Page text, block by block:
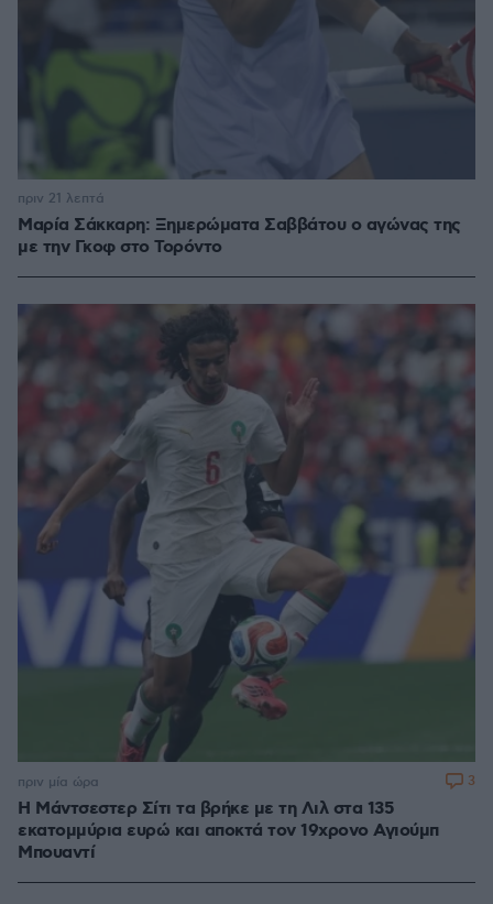
Μαρία Σάκκαρη: Ξημερώματα Σαββάτου ο αγώνας της
με την Γκοφ στο Τορόντο
πριν 21 λεπτά
Η Μάντσεστερ Σίτι τα βρήκε με τη Λιλ στα 135
εκατομμύρια ευρώ και αποκτά τον 19χρονο Αγιούμπ
Μπουαντί
πριν μία ώρα 3